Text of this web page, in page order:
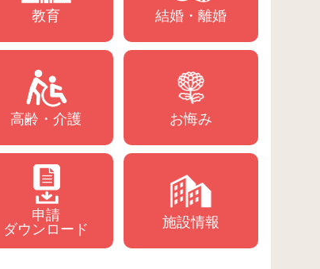
教育 結婚・離婚
高齢・介護 お悔み
申請
ダウンロード
施設情報